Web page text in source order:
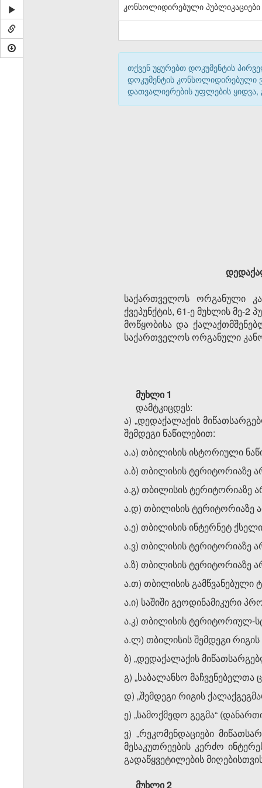
კონსოლიდირებული პუბლიკაციები
თქვენ უყურებთ დოკუმენტის
დოკუმენტის კონსოლიდირებული
დათვალიერების უფლების
საქართველოს ორგანული
ქვეპუნქტის, 61-ე მუხლის მე-2
მოწყობისა და
საქართველოს ორგანული
მუხლი 1
დამტკიცდეს:
ა) „დედაქალაქის
შემდეგი ნაწილებით:
ა.ა) თბილისის ისტორიული
ა.ბ) თბილისის ტერიტორიაზე
ა.გ) თბილისის ტერიტორიაზე
ა.დ) თბილისის ტერიტორიაზე
ა.ე) თბილისის ინტერნეტ
ა.ვ) თბილისის ტერიტორიაზე
ა.ზ) თბილისის ტერიტორიაზე
ა.თ) თბილისის
ა.ი) საშიში გეოდინამიკური
ა.კ) თბილისის ტერიტორიულ-
ა.ლ) თბილისის შემდეგი
ბ) „დედაქალაქის
გ) „საბალანსო
დ) „შემდეგი რიგის
ე) „სამოქმედო გეგმა“
ვ) „რეკომენდაციები
მესაკუთრეების კერძო
გადაწყვეტილების
მუხლი 2